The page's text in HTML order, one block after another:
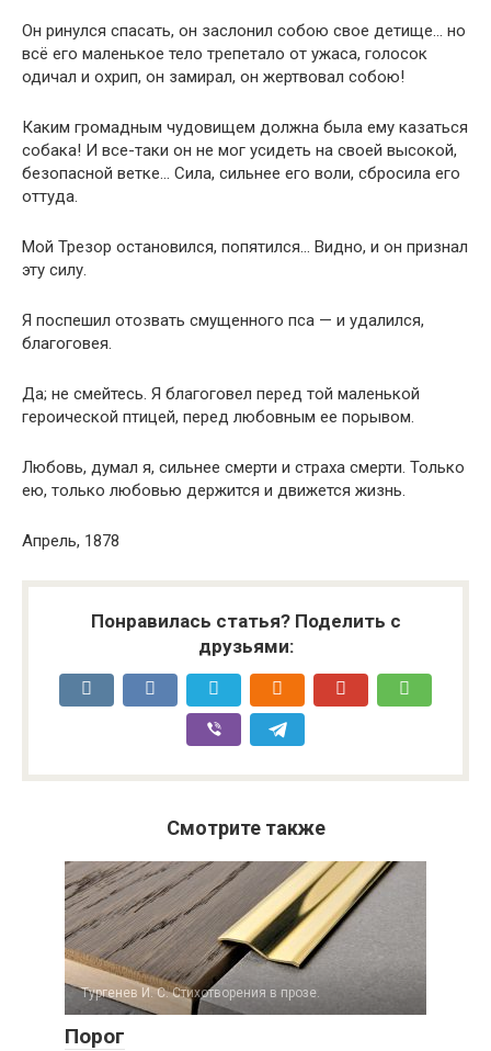
Он ринулся спасать, он заслонил собою свое детище… но
всё его маленькое тело трепетало от ужаса, голосок
одичал и охрип, он замирал, он жертвовал собою!
Каким громадным чудовищем должна была ему казаться
собака! И все-таки он не мог усидеть на своей высокой,
безопасной ветке… Сила, сильнее его воли, сбросила его
оттуда.
Мой Трезор остановился, попятился… Видно, и он признал
эту силу.
Я поспешил отозвать смущенного пса — и удалился,
благоговея.
Да; не смейтесь. Я благоговел перед той маленькой
героической птицей, перед любовным ее порывом.
Любовь, думал я, сильнее смерти и страха смерти. Только
ею, только любовью держится и движется жизнь.
Апрель, 1878
Понравилась статья? Поделить с
друзьями:
Смотрите также
Тургенев И. С. Стихотворения в прозе.
Порог